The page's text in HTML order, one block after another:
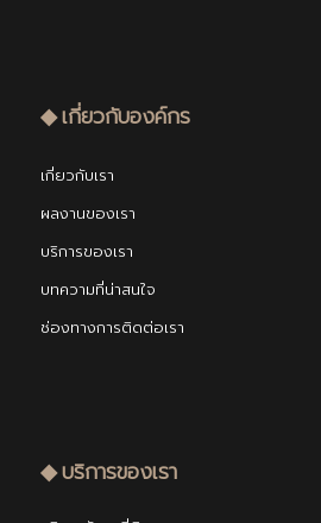
◆ เกี่ยวกับองค์กร
เกี่ยวกับเรา
ผลงานของเรา
บริการของเรา
บทความที่น่าสนใจ
ช่องทางการติดต่อเรา
◆ บริการของเรา